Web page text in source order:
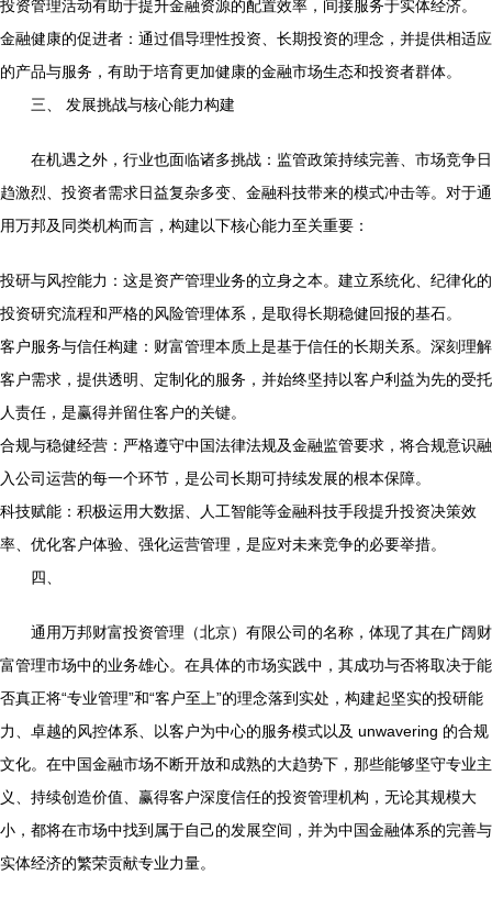
投资管理活动有助于提升金融资源的配置效率，间接服务于实体经济。
金融健康的促进者：通过倡导理性投资、长期投资的理念，并提供相适应
的产品与服务，有助于培育更加健康的金融市场生态和投资者群体。
三、 发展挑战与核心能力构建
在机遇之外，行业也面临诸多挑战：监管政策持续完善、市场竞争日
趋激烈、投资者需求日益复杂多变、金融科技带来的模式冲击等。对于通
用万邦及同类机构而言，构建以下核心能力至关重要：
投研与风控能力：这是资产管理业务的立身之本。建立系统化、纪律化的
投资研究流程和严格的风险管理体系，是取得长期稳健回报的基石。
客户服务与信任构建：财富管理本质上是基于信任的长期关系。深刻理解
客户需求，提供透明、定制化的服务，并始终坚持以客户利益为先的受托
人责任，是赢得并留住客户的关键。
合规与稳健经营：严格遵守中国法律法规及金融监管要求，将合规意识融
入公司运营的每一个环节，是公司长期可持续发展的根本保障。
科技赋能：积极运用大数据、人工智能等金融科技手段提升投资决策效
率、优化客户体验、强化运营管理，是应对未来竞争的必要举措。
四、
通用万邦财富投资管理（北京）有限公司的名称，体现了其在广阔财
富管理市场中的业务雄心。在具体的市场实践中，其成功与否将取决于能
否真正将“专业管理”和“客户至上”的理念落到实处，构建起坚实的投研能
力、卓越的风控体系、以客户为中心的服务模式以及 unwavering 的合规
文化。在中国金融市场不断开放和成熟的大趋势下，那些能够坚守专业主
义、持续创造价值、赢得客户深度信任的投资管理机构，无论其规模大
小，都将在市场中找到属于自己的发展空间，并为中国金融体系的完善与
实体经济的繁荣贡献专业力量。